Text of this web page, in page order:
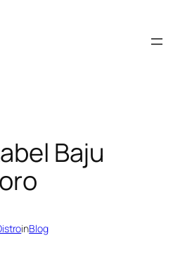
Baju
inBlog